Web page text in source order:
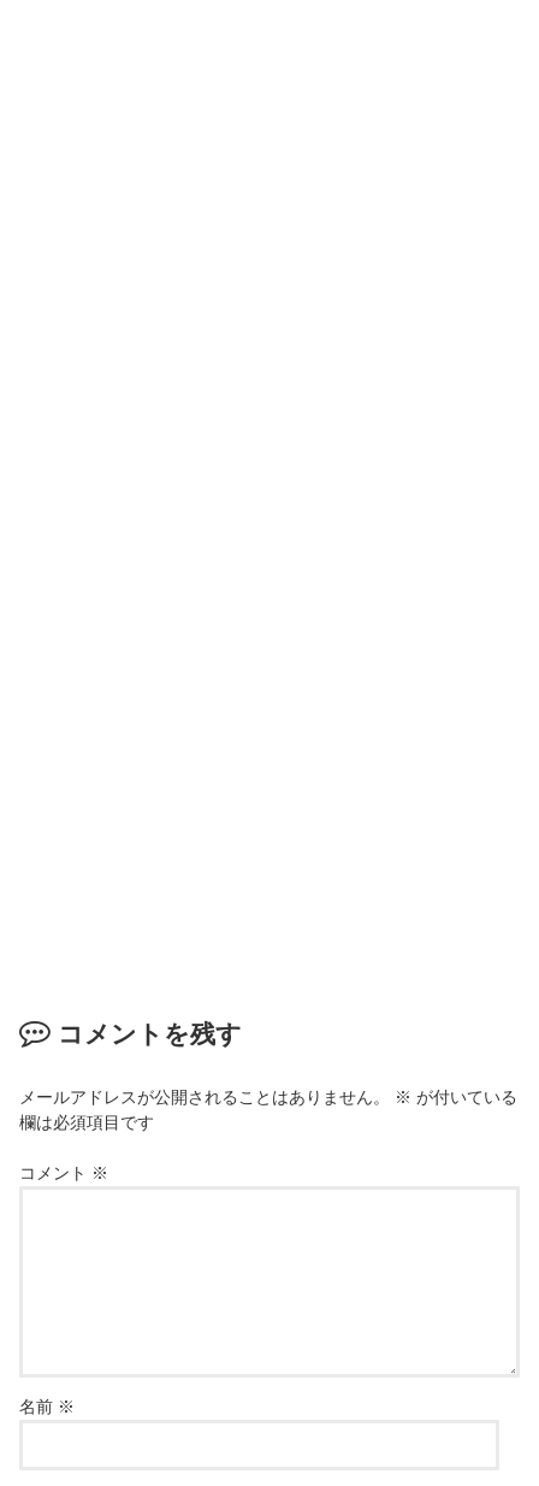
コメントを残す
メールアドレスが公開されることはありません。 ※ が付いている
欄は必須項目です
コメント ※
名前 ※